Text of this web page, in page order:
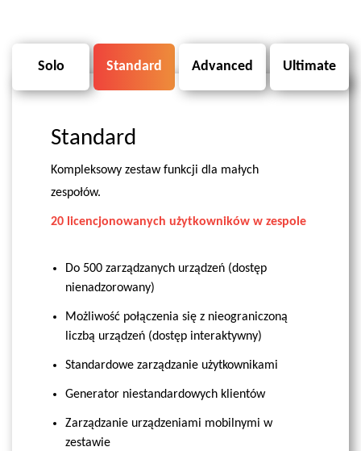
Solo Standard Advanced Ultimate
Standard
Kompleksowy zestaw funkcji dla małych
zespołów.
20 licencjonowanych użytkowników w zespole
Do 500 zarządzanych urządzeń (dostęp
nienadzorowany)
Możliwość połączenia się z nieograniczoną
liczbą urządzeń (dostęp interaktywny)
Standardowe zarządzanie użytkownikami
Generator niestandardowych klientów
Zarządzanie urządzeniami mobilnymi w
zestawie